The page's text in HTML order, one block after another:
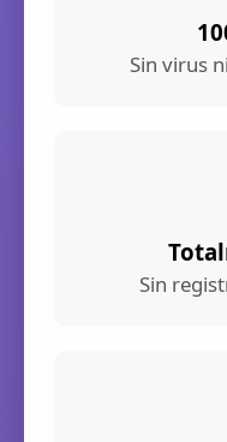
Sin virus
Sin